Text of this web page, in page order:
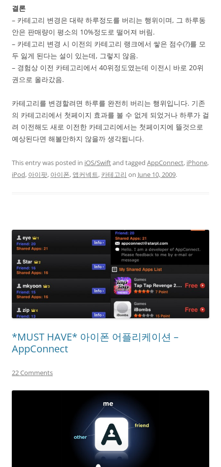
결론
– 카테고리 변경은 대략 하루정도를 버리는 행위이며, 그 하루동
안은 판매량이 평소의 10%정도로 떨어져 버림.
– 카테고리 변경 시 이전의 카테고리 랭크에서 쌓은 점수(?)를 모
두 잃게 된다는 설이 있는데, 그렇지 않음.
– 경험상 이전 카테고리에서 40위정도였는데 이전시 바로 20위
권으로 올라갔음.
카테고리를 변경할려면 하루를 완전히 버리는 행위입니다. 기존
의 카테고리에서 첫페이지 효과를 볼 수 없게 되었거나 하루가 걸
려 이전해도 새로 이전한 카테고리에서는 첫페이지에 뜰것으로
예상된다면 해볼만하지 않을까 생각됩니다.
This entry was posted in iOS/Swiftand tagged AppConnect, iPhone,
iPod, 아이팟, 아이폰, 앱커넥트, 카테고리 on June 10, 2009.
*MUST HAVE* 아이폰 어플리케이션 –
AppConnect
22 Comments